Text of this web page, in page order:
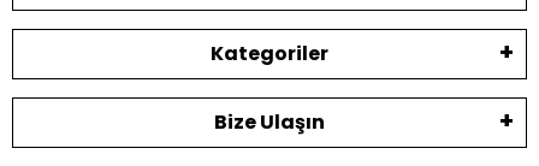
Kategoriler
Bize Ulaşın